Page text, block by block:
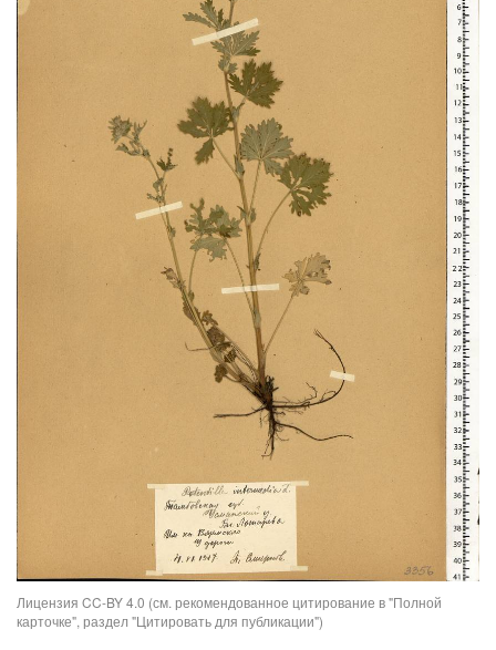
Лицензия CC-BY 4.0 (см. рекомендованное цитирование в "Полной
карточке", раздел "Цитировать для публикации")